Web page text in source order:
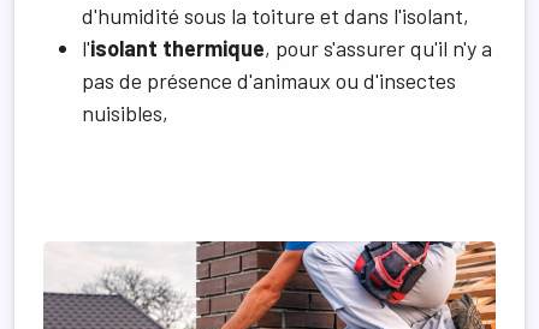
d'humidité sous la toiture et dans l'isolant,
l'isolant thermique, pour s'assurer qu'il n'y a
pas de présence d'animaux ou d'insectes
nuisibles,